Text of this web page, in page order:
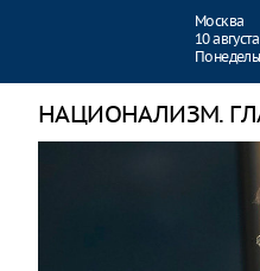
Москва
10 августа
НАЦИОНАЛИЗМ.